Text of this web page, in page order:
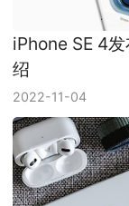
iPhone SE 4
绍
2022-11-04